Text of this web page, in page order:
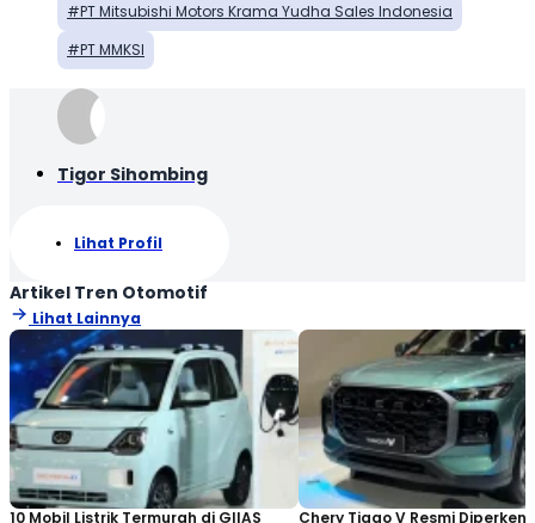
PT Mitsubishi Motors Krama Yudha Sales Indonesia
PT MMKSI
Tigor Sihombing
Lihat Profil
Artikel Tren Otomotif
Lihat Lainnya
10 Mobil Listrik Termurah di GIIAS
Chery Tiggo V Resmi